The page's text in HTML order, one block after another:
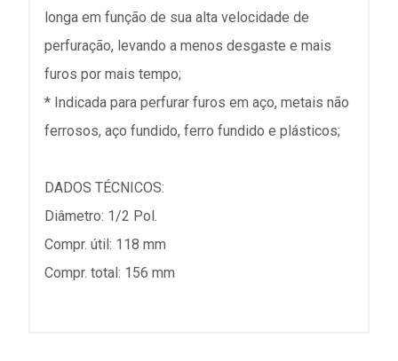
longa em função de sua alta velocidade de
perfuração, levando a menos desgaste e mais
furos por mais tempo;
* Indicada para perfurar furos em aço, metais não
ferrosos, aço fundido, ferro fundido e plásticos;
DADOS TÉCNICOS:
Diâmetro: 1/2 Pol.
Compr. útil: 118 mm
Compr. total: 156 mm